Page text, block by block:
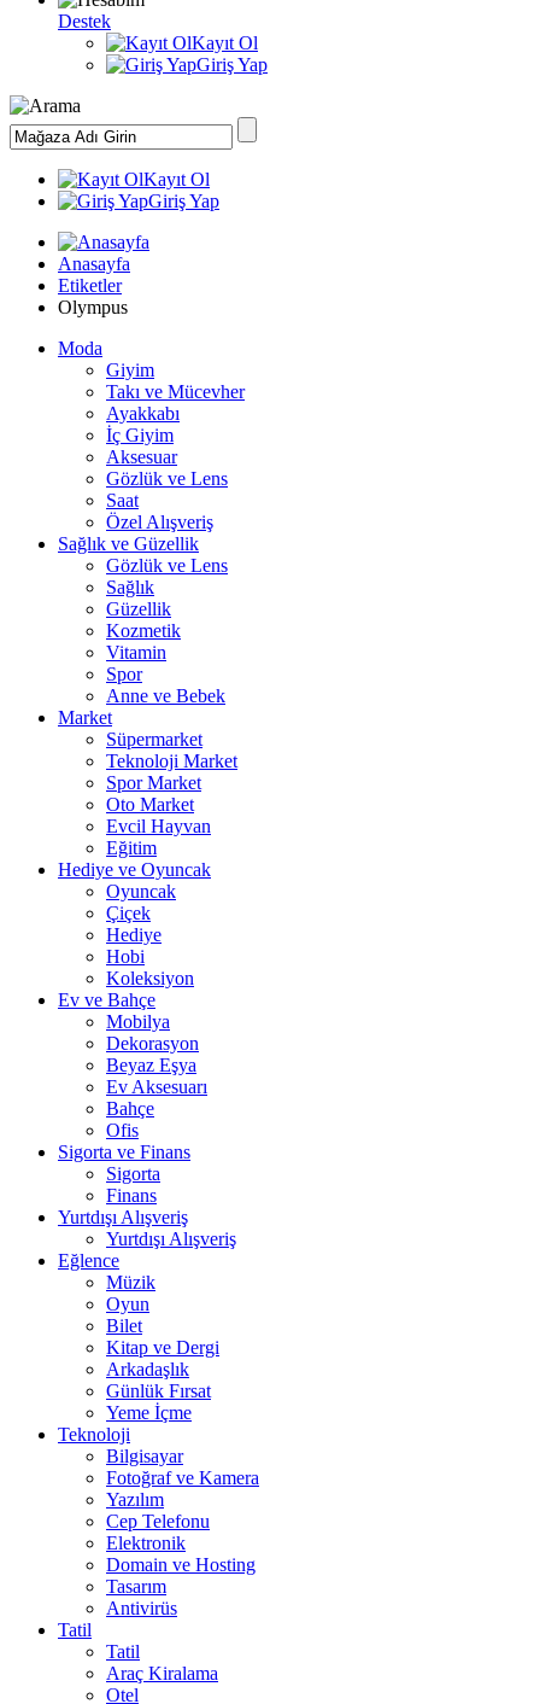
Destek
Kayıt Ol
Giriş Yap
Kayıt Ol
Giriş Yap
Anasayfa
Etiketler
Olympus
Moda
Giyim
Takı ve Mücevher
Ayakkabı
İç Giyim
Aksesuar
Gözlük ve Lens
Saat
Özel Alışveriş
Sağlık ve Güzellik
Gözlük ve Lens
Sağlık
Güzellik
Kozmetik
Vitamin
Spor
Anne ve Bebek
Market
Süpermarket
Teknoloji Market
Spor Market
Oto Market
Evcil Hayvan
Eğitim
Hediye ve Oyuncak
Oyuncak
Çiçek
Hediye
Hobi
Koleksiyon
Ev ve Bahçe
Mobilya
Dekorasyon
Beyaz Eşya
Ev Aksesuarı
Bahçe
Ofis
Sigorta ve Finans
Sigorta
Finans
Yurtdışı Alışveriş
Yurtdışı Alışveriş
Eğlence
Müzik
Oyun
Bilet
Kitap ve Dergi
Arkadaşlık
Günlük Fırsat
Yeme İçme
Teknoloji
Bilgisayar
Fotoğraf ve Kamera
Yazılım
Cep Telefonu
Elektronik
Domain ve Hosting
Tasarım
Antivirüs
Tatil
Tatil
Araç Kiralama
Otel